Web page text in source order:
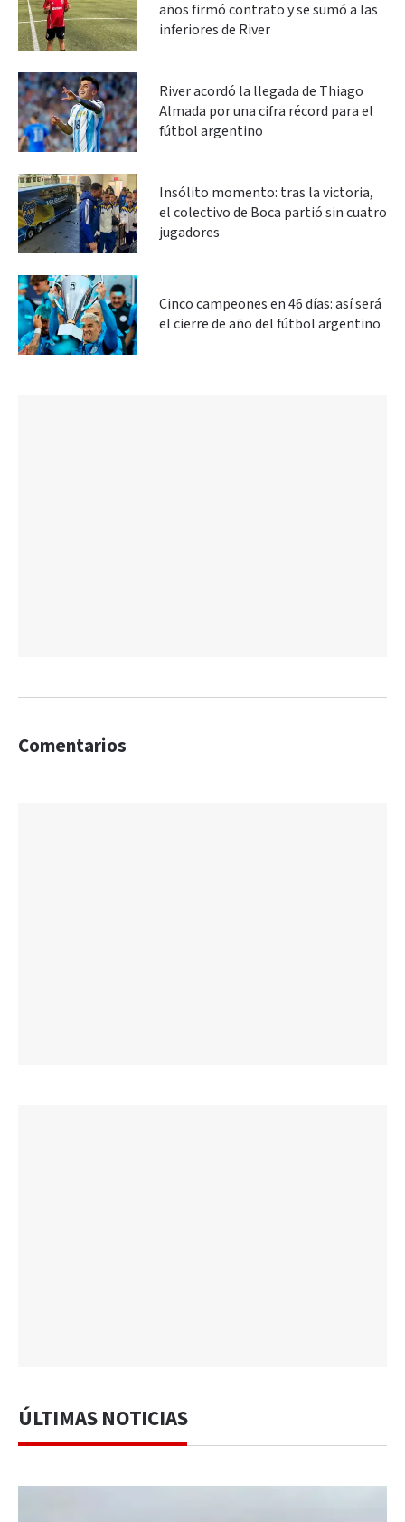
años firmó contrato y se sumó a las
inferiores de River
River acordó la llegada de Thiago
Almada por una cifra récord para el
fútbol argentino
Insólito momento: tras la victoria,
el colectivo de Boca partió sin cuatro
jugadores
Cinco campeones en 46 días: así será
el cierre de año del fútbol argentino
Comentarios
ÚLTIMAS NOTICIAS